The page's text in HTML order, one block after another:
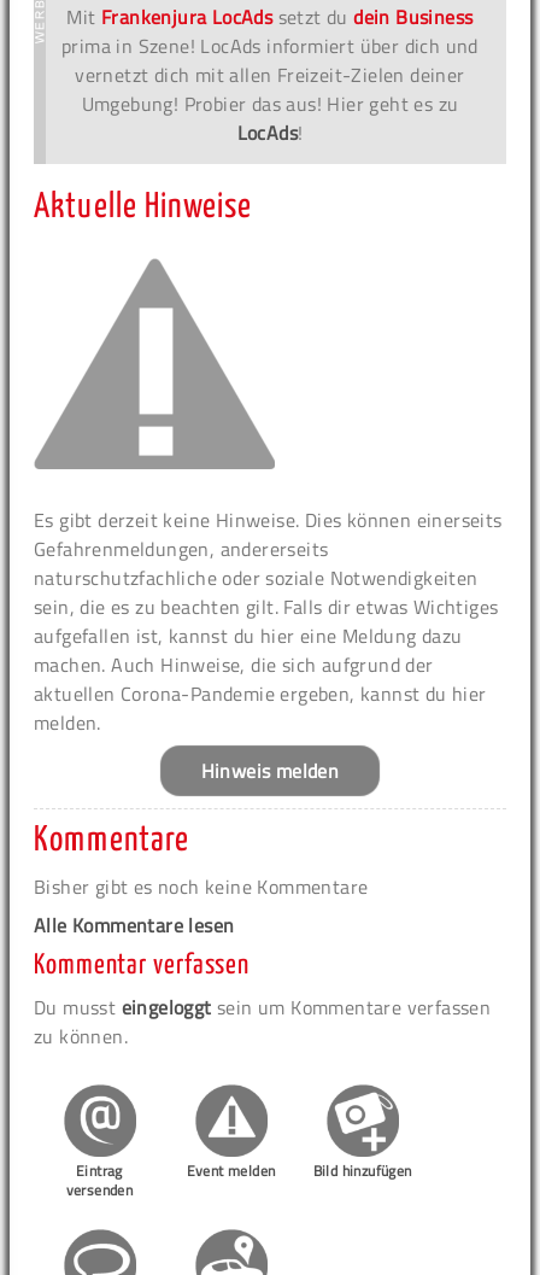
Mit Frankenjura LocAdssetzt dudein Business
prima in Szene! LocAds informiert über dich und
vernetzt dich mit allen Freizeit-Zielen deiner
Umgebung! Probier das aus! Hier geht es zu
LocAds!
Aktuelle Hinweise
Es gibt derzeit keine Hinweise. Dies können einerseits
Gefahrenmeldungen, andererseits
naturschutzfachliche oder soziale Notwendigkeiten
sein, die es zu beachten gilt. Falls dir etwas Wichtiges
aufgefallen ist, kannst du hier eine Meldung dazu
machen. Auch Hinweise, die sich aufgrund der
aktuellen Corona-Pandemie ergeben, kannst du hier
melden.
Hinweis melden
Kommentare
Bisher gibt es noch keine Kommentare
Alle Kommentare lesen
Kommentar verfassen
Du musst eingeloggt sein um Kommentare verfassen
zu können.
Eintrag
versenden
Event melden Bild hinzufügen